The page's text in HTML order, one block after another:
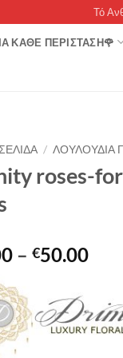
Τό
ΚΑΘΕ ΠΕΡΙΣΤΑΣΗ🌹
/ ΛΟΥΛΟΎΔΙΑ
roses-
– €50.00Price